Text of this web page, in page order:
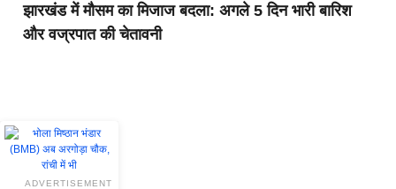
झारखंड में मौसम का मिजाज बदला: अगले 5 दिन भारी बारिश
और वज्रपात की चेतावनी
ADVERTISEMENT